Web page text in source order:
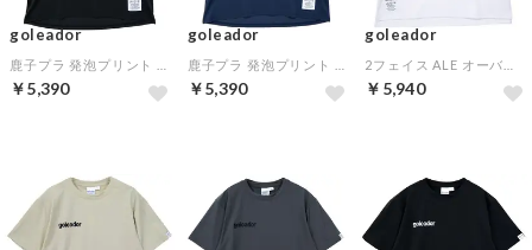
goleador
￥5,390
goleador
￥5,390
goleador
￥5,940